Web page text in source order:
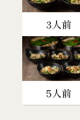
3人前
5人前